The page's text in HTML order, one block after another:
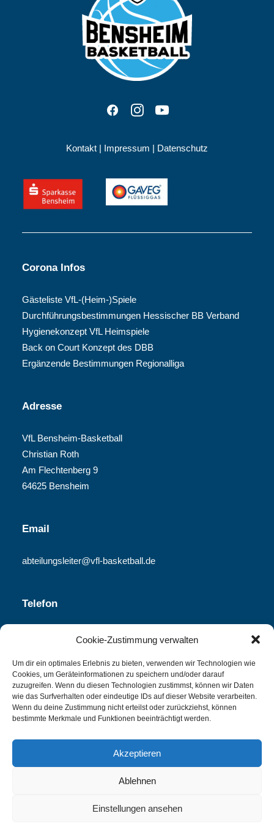
Cookie-Zustimmung verwalten
Um dir ein optimales Erlebnis zu bieten, verwenden wir Technologien wie
Cookies, um Geräteinformationen zu speichern und/oder darauf
zuzugreifen. Wenn du diesen Technologien zustimmst, können wir Daten
wie das Surfverhalten oder eindeutige IDs auf dieser Website verarbeiten.
Wenn du deine Zustimmung nicht erteilst oder zurückziehst, können
bestimmte Merkmale und Funktionen beeinträchtigt werden.
Akzeptieren
Ablehnen
Einstellungen ansehen
Kontakt | Impressum | Datenschutz
Corona Infos
Gästeliste VfL-(Heim-)Spiele
Durchführungsbestimmungen Hessischer BB Verband
Hygienekonzept VfL Heimspiele
Back on Court Konzept des DBB
Ergänzende Bestimmungen Regionalliga
Adresse
VfL Bensheim-Basketball
Christian Roth
Am Flechtenberg 9
64625 Bensheim
Email
abteilungsleiter@vfl-basketball.de
Telefon
06251-840 340
Spielplan
PDF Download
© 2026 VfL Bensheim – Basketball | Umgesetzt von